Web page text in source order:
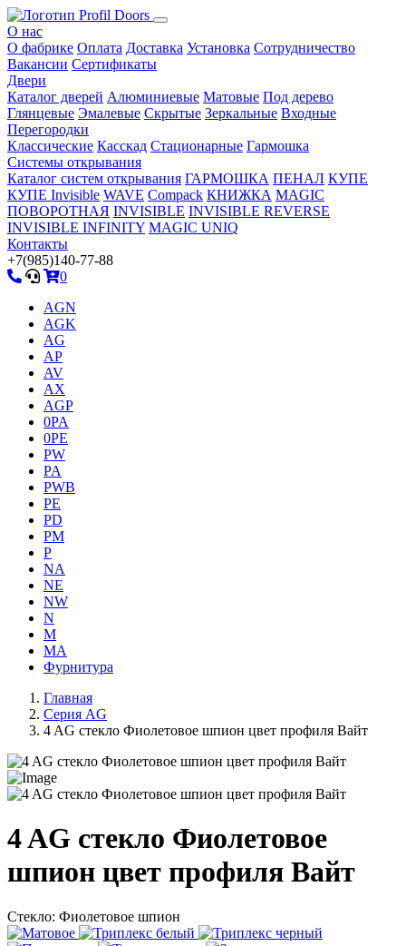
О нас
О фабрике Оплата Доставка Установка Сотрудничество
Вакансии Сертификаты
Двери
Каталог дверей Алюминиевые Матовые Под дерево
Глянцевые Эмалевые Скрытые Зеркальные Входные
Перегородки
Классические Касскад Стационарные Гармошка
Системы открывания
Каталог систем открывания ГАРМОШКА ПЕНАЛ КУПЕ
КУПЕ Invisible WAVE Compack КНИЖКА MAGIC
ПОВОРОТНАЯ INVISIBLE INVISIBLE REVERSE
INVISIBLE INFINITY MAGIC UNIQ
Контакты
+7(985)140-77-88
0
AGN
AGK
AG
AP
AV
AX
AGP
0PA
0PE
PW
PA
PWB
PE
PD
PM
P
NA
NE
NW
N
M
MA
Фурнитура
Главная
Серия AG
4 AG стекло Фиолетовое шпион цвет профиля Вайт
4 AG стекло Фиолетовое
шпион цвет профиля Вайт
Стекло: Фиолетовое шпион